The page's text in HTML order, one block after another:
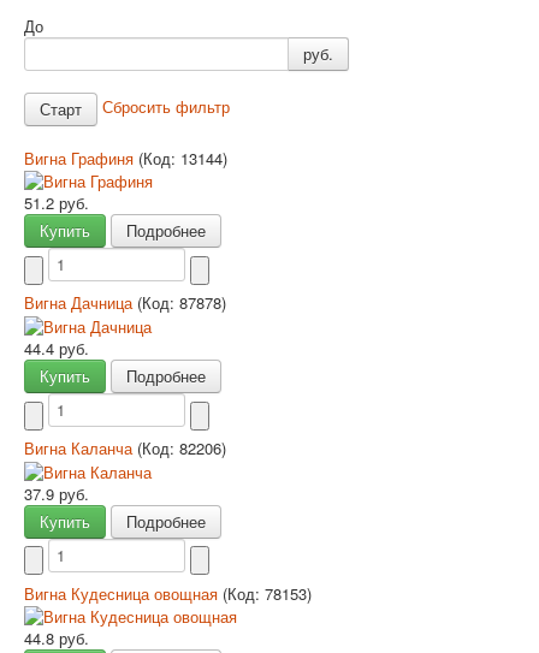
До
руб.
Сбросить фильтр
Вигна Графиня (Код: 13144)
51.2 руб.
Купить
Подробнее
Вигна Дачница (Код: 87878)
44.4 руб.
Купить
Подробнее
Вигна Каланча (Код: 82206)
37.9 руб.
Купить
Подробнее
Вигна Кудесница овощная (Код: 78153)
44.8 руб.